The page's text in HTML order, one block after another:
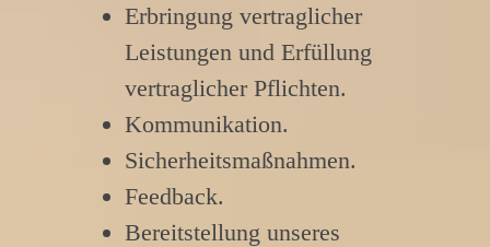
Erbringung vertraglicher
Leistungen und Erfüllung
vertraglicher Pflichten.
Kommunikation.
Sicherheitsmaßnahmen.
Feedback.
Bereitstellung unseres